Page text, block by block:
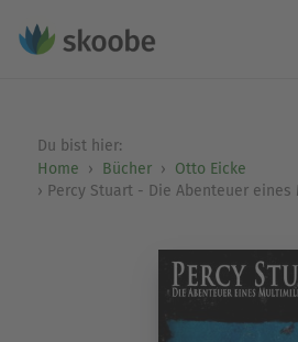
Du bist hier:
Home
Bücher
Otto Eicke
Percy Stuart - Die Abenteuer